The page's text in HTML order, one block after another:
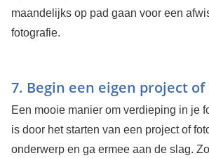
maandelijks op pad gaan voor een
fotografie.
7. Begin een eigen project of
Een mooie manier om verdieping in je
is door het starten van een project of
onderwerp en ga ermee aan de slag.